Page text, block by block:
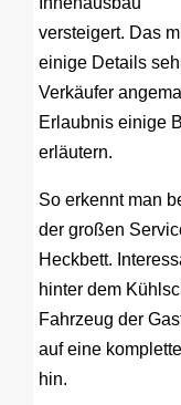
versteigert. Das
einige Details
Verkäufer
Erlaubnis einige
erläutern.
So erkennt man
der großen
Heckbett.
hinter dem
Fahrzeug der
auf eine
hin.